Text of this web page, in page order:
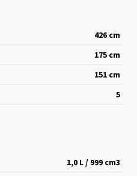
426 cm
175 cm
151 cm
5
1,0 L / 999 cm3